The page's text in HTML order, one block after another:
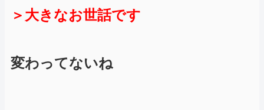
＞大きなお世話です
変わってないね